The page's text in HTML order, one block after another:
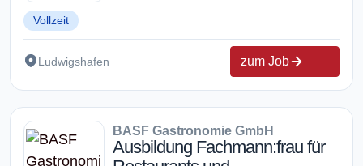
Vollzeit
Ludwigshafen zum Job
BASF Gastronomie GmbH
Ausbildung Fachmann:frau für